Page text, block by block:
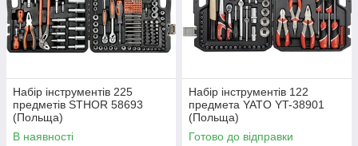
Набір інструментів 225
предметів STHOR 58693
(Польща)
В наявності
Набір інструментів 122
предмета YATO YT-38901
(Польща)
Готово до відправки